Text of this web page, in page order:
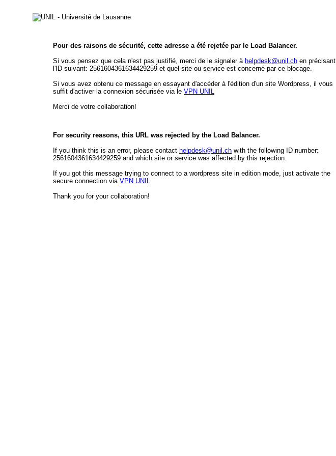
Pour des raisons de sécurité, cette adresse a été rejetée par le Load Balancer.
Si vous pensez que cela n'est pas justifié, merci de le signaler à helpdesk@unil.ch en précisant
l'ID suivant: 2561604361634429259 et quel site ou service est concerné par ce blocage.
Si vous avez obtenu ce message en essayant d'accéder à l'édition d'un site Wordpress, il vous
suffit d'activer la connexion sécurisée via le VPN UNIL
Merci de votre collaboration!
For security reasons, this URL was rejected by the Load Balancer.
If you think this is an error, please contact helpdesk@unil.ch with the following ID number:
2561604361634429259 and which site or service was affected by this rejection.
If you got this message trying to connect to a wordpress site in edition mode, just activate the
secure connection via VPN UNIL
Thank you for your collaboration!